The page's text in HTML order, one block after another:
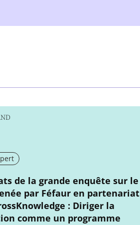
de la grande enquête sur le
par Féfaur en partenariat
: Diriger la
comme un programme